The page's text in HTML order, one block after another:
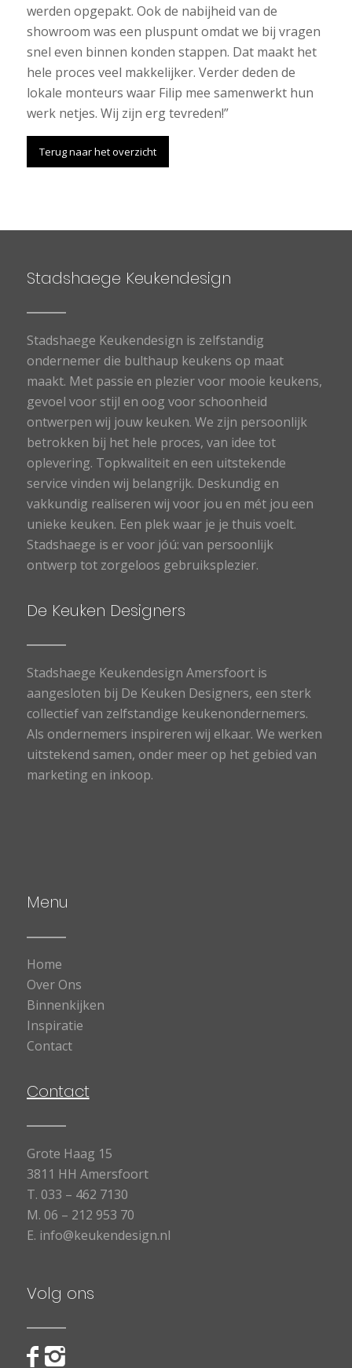
werden opgepakt. Ook de nabijheid van de
showroom was een pluspunt omdat we bij vragen
snel even binnen konden stappen. Dat maakt het
hele proces veel makkelijker. Verder deden de
lokale monteurs waar Filip mee samenwerkt hun
werk netjes. Wij zijn erg tevreden!”
Terug naar het overzicht
Stadshaege Keukendesign
Stadshaege Keukendesign is zelfstandig
ondernemer die bulthaup keukens op maat
maakt. Met passie en plezier voor mooie keukens,
gevoel voor stijl en oog voor schoonheid
ontwerpen wij jouw keuken. We zijn persoonlijk
betrokken bij het hele proces, van idee tot
oplevering. Topkwaliteit en een uitstekende
service vinden wij belangrijk. Deskundig en
vakkundig realiseren wij voor jou en mét jou een
unieke keuken. Een plek waar je je thuis voelt.
Stadshaege is er voor jóú: van persoonlijk
ontwerp tot zorgeloos gebruiksplezier.
De Keuken Designers
Stadshaege Keukendesign Amersfoort is
aangesloten bij De Keuken Designers, een sterk
collectief van zelfstandige keukenondernemers.
Als ondernemers inspireren wij elkaar. We werken
uitstekend samen, onder meer op het gebied van
marketing en inkoop.
Menu
Home
Over Ons
Binnenkijken
Inspiratie
Contact
Contact
Grote Haag 15
3811 HH Amersfoort
T. 033 – 462 7130
M. 06 – 212 953 70
E. info@keukendesign.nl
Volg ons